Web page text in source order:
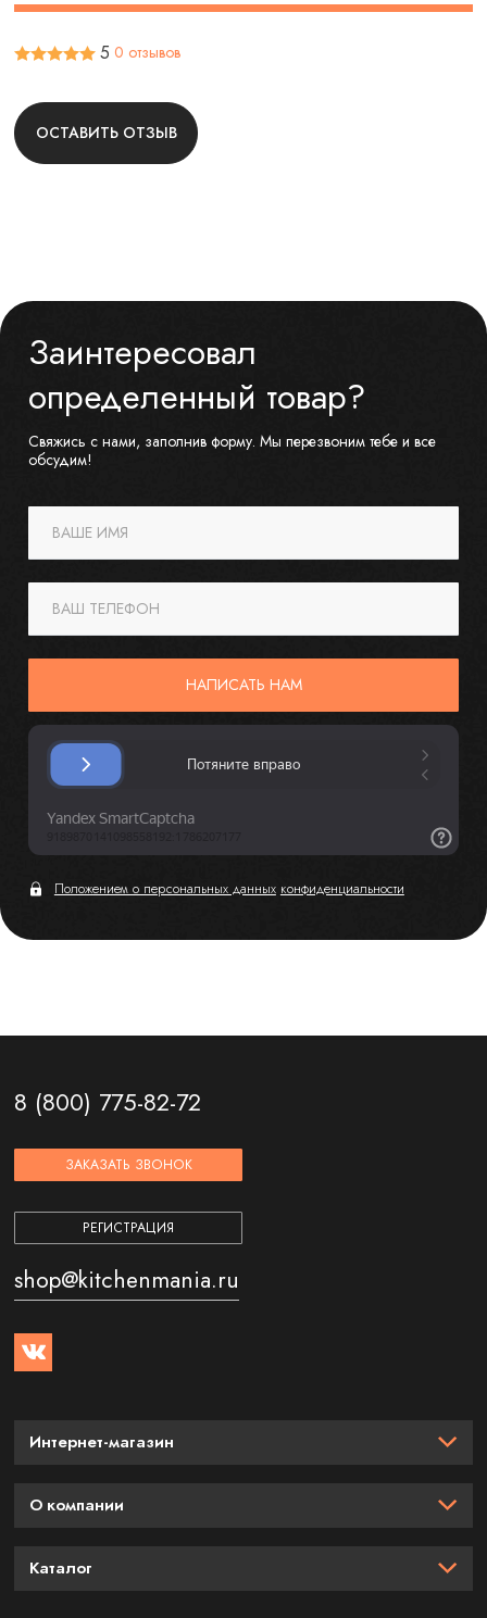
5 0 отзывов
ОСТАВИТЬ ОТЗЫВ
Заинтересовал
определенный товар?
Свяжись с нами, заполнив форму. Мы перезвоним тебе и все
обсудим!
ВАШЕ ИМЯ
ВАШ ТЕЛЕФОН
НАПИСАТЬ НАМ
Положением о персональных данных конфиденциальности
8 (800) 775-82-72
ЗАКАЗАТЬ ЗВОНОК
РЕГИСТРАЦИЯ
shop@kitchenmania.ru
Интернет-магазин
О компании
Каталог